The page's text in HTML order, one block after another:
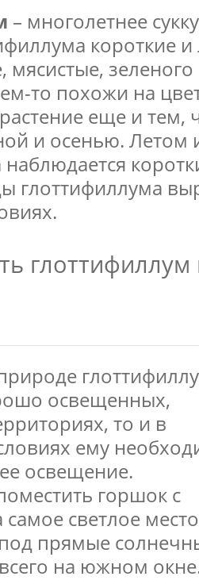
– многолетнее
короткие
мясистые,
то похожи на
еще и тем,
и осенью. Летом
наблюдается
глоттифиллума
освещенных,
то и в
ему
освещение.
горшок с
светлое
прямые
на южном